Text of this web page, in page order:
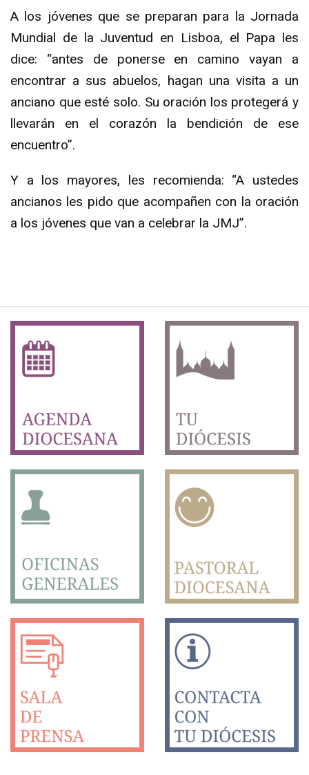
A los jóvenes que se preparan para la Jornada
Mundial de la Juventud en Lisboa, el Papa les
dice: “antes de ponerse en camino vayan a
encontrar a sus abuelos, hagan una visita a un
anciano que esté solo. Su oración los protegerá y
llevarán en el corazón la bendición de ese
encuentro”.
Y a los mayores, les recomienda: “A ustedes
ancianos les pido que acompañen con la oración
a los jóvenes que van a celebrar la JMJ”.